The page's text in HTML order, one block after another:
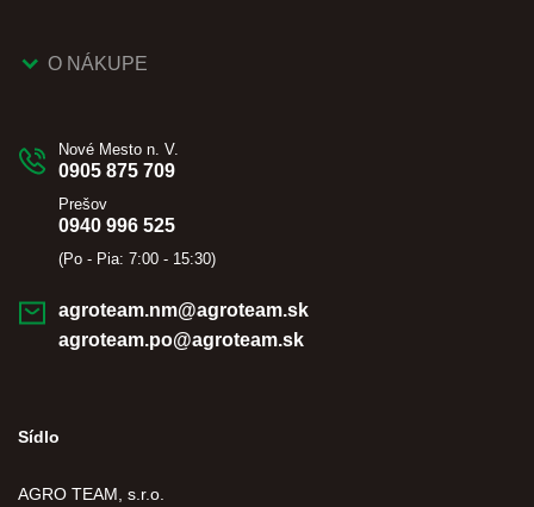
O NÁKUPE
Nové Mesto n. V.
0905 875 709
Prešov
0940 996 525
(Po - Pia: 7:00 - 15:30)
agroteam.nm@agroteam.sk
agroteam.po@agroteam.sk
Sídlo
AGRO TEAM, s.r.o.